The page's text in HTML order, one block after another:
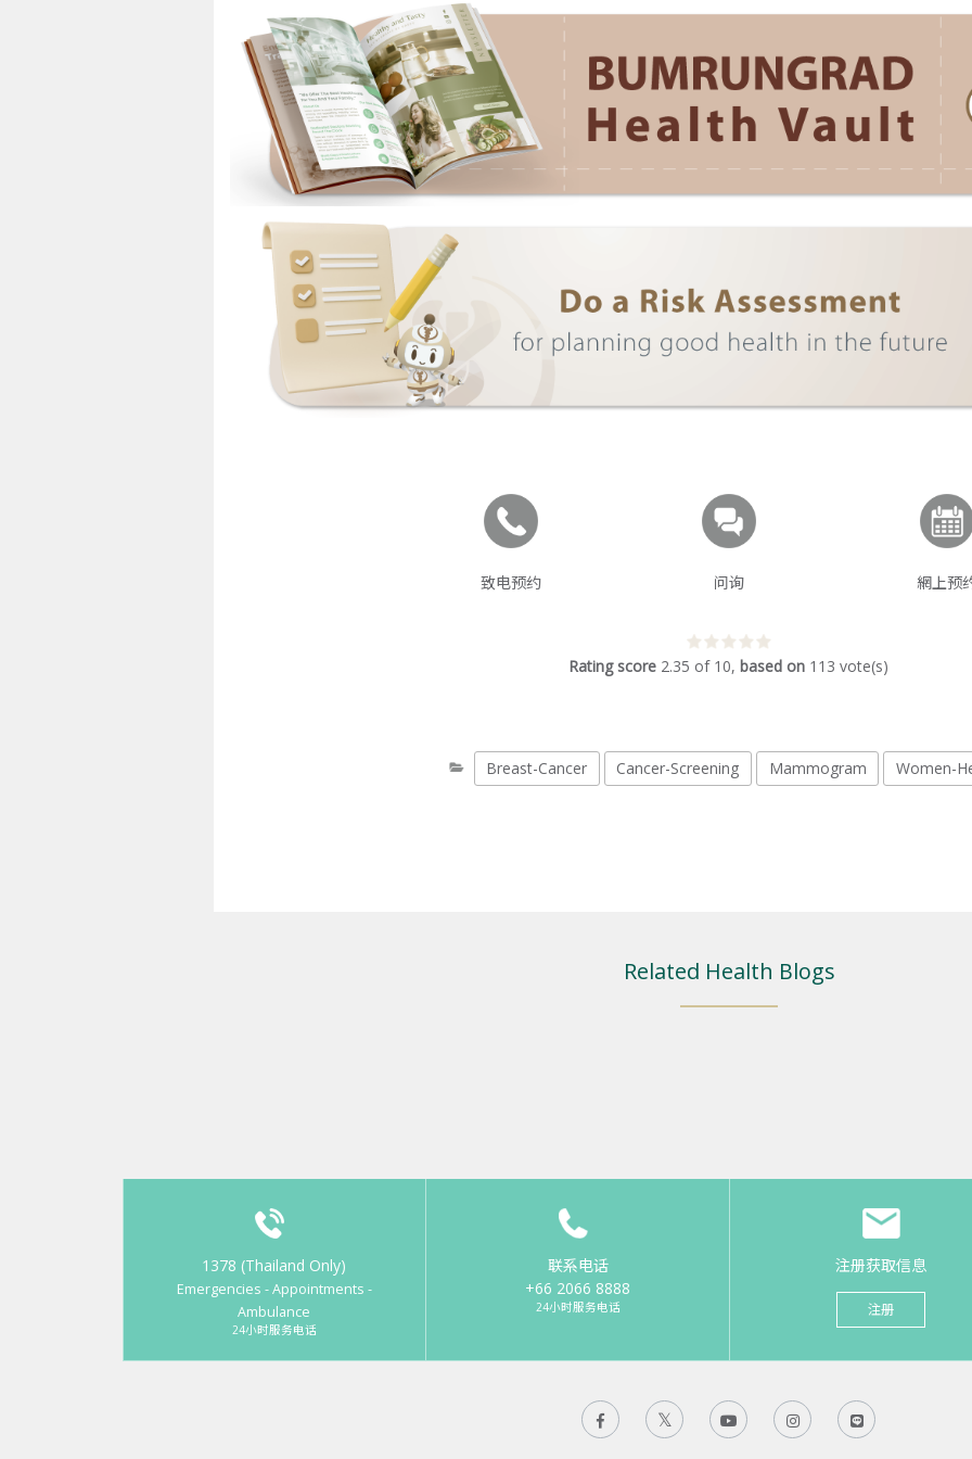
致电预约 问询 網上预
Rating score 2.35 of 10, based on 113 vote(s)
Breast-Cancer Cancer-Screening Mammogram Women-
Related Health Blogs
1378 (Thailand Only)
Emergencies - Appointments -
Ambulance
24小时服务电话
联系电话
+66 2066 8888
24小时服务电话
注册获取信息
注册